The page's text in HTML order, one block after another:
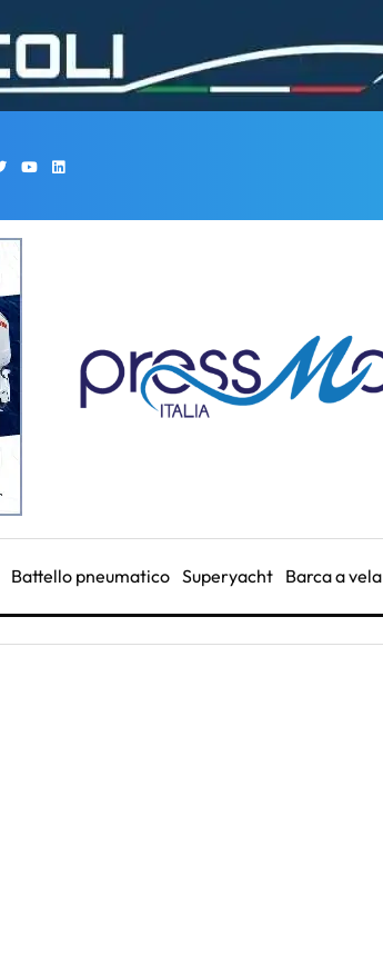
Battello pneumatico Superyacht Barca a vela